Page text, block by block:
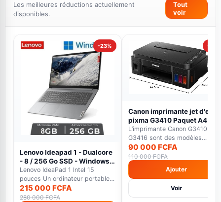
Les meilleures réductions actuellement
disponibles.
Tout
voir
-23%
Lenovo Ideapad 1 - Dualcore
- 8 / 256 Go SSD - Windows
11 - gris - Garantie 12 Mois
Lenovo IdeaPad 1 Intel 15
pouces Un ordinateur portable
polyvalent avec éc...
215 000 FCFA
280 000 FCFA
-18%
Canon imprimante jet
pixma G3410 Paquet A4 -
WiFi -12000 pages en Noir
7000 pages en couleur noir
L’imprimante Canon G3410 et
G3416 sont des modèles
multifonctions qui font...
90 000 FCFA
110 000 FCFA
Ajouter
Voir